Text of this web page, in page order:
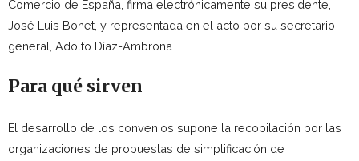
Comercio de España, firma electrónicamente su presidente,
José Luis Bonet, y representada en el acto por su secretario
general, Adolfo Díaz-Ambrona.
Para qué sirven
El desarrollo de los convenios supone la recopilación por las
organizaciones de propuestas de simplificación de